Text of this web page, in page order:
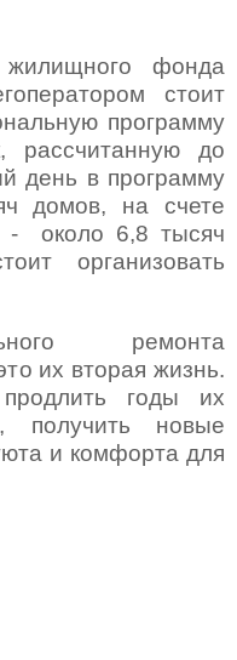
фонда
стоит
программу
рассчитанную до
день в программу
домов, на счете
- около 6,8 тысяч
организовать
ремонта
их вторая жизнь.
годы их
новые
и комфорта для